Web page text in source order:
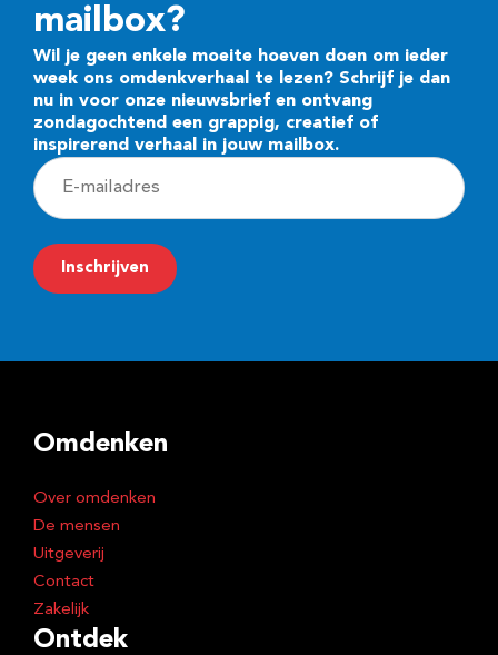
mailbox?
Wil je geen enkele moeite hoeven doen om ieder
week ons omdenkverhaal te lezen? Schrijf je dan
nu in voor onze nieuwsbrief en ontvang
zondagochtend een grappig, creatief of
inspirerend verhaal in jouw mailbox.
E
-
m
a
r
s
Inschrijven
Omdenken
Over omdenken
De mensen
Uitgeverij
Contact
Zakelijk
Ontdek